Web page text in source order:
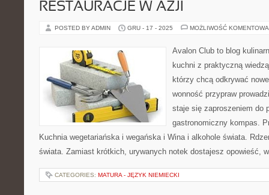
RESTAURACJE W AZJI
POSTED BY ADMIN GRU - 17 - 2025 MOŻLIWOŚĆ
Avalon Club to blog
kuchni z praktyczną
którzy chcą odkrywać
wonność przypraw
staje się zaproszeniem do
gastronomiczny kompas.
Kuchnia wegetariańska i wegańska i Wina i alkohole świata.
świata. Zamiast krótkich, urywanych notek dostajesz opowieść,
CATEGORIES: MATURA - JĘZYK NIEMIECKI